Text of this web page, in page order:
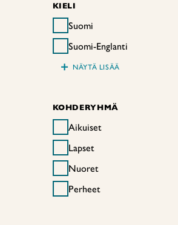
KIELI
Suomi
Suomi-Englanti
+ NÄYTÄ LISÄÄ
KOHDERYHMÄ
Aikuiset
Lapset
Nuoret
Perheet